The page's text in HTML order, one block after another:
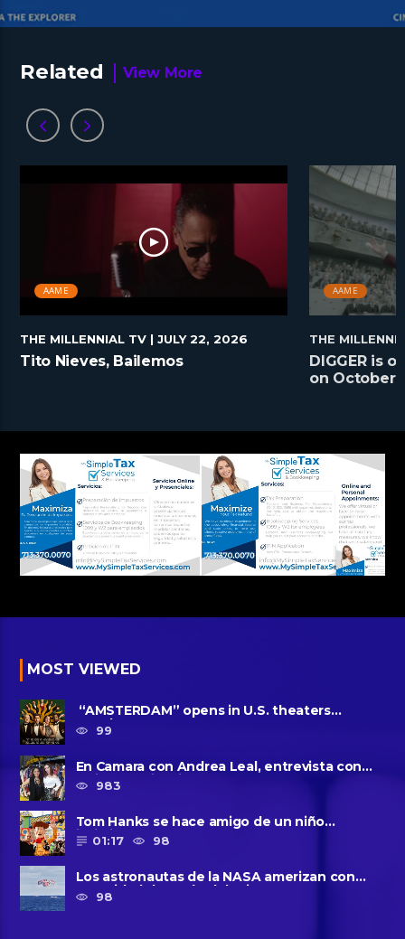
Related View More
AAME
THE MILLENNIAL TV | JULY 22, 2026
Tito Nieves, Bailemos
AAME
THE
DIGGER is
on October
MOST VIEWED
“AMSTERDAM” opens in U.S. theaters
October 7, 2022
99
En Camara con Andrea Leal, entrevista con
Majo Cornejo, Cirque Du ......
983
Tom Hanks se hace amigo de un niño
intimidado de 8 años llamado ......
01:17 98
Los astronautas de la NASA amerizan con
seguridad después del primer ......
98